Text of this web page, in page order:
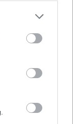
Επόμενο άρθρο
αιτήσεις – Πότε θα
οι πληρωμές και πόσα